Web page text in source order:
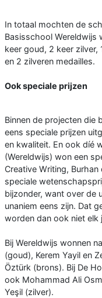
In totaal mochten de
Basisschool Wereldwijs
keer goud, 2 keer
en 2 zilveren medailles.
Ook speciale prijzen
Binnen de projecten die
eens speciale prijzen
en kwaliteit. En ook díé
(Wereldwijs) won een
Creative Writing,
speciale
bijzonder, want over de
unaniem eens zijn. Dat
worden dan ook niet elk
Bij Wereldwijs wonnen
(goud), Kerem Yayil en
Öztürk (brons). Bij De
ook Mohammad Ali
Yeşil (zilver).